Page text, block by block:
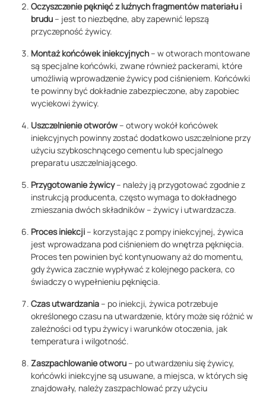
Oczyszczenie pęknięć z luźnych fragmentów materiału i
brudu– jest to niezbędne, aby zapewnić lepszą
przyczepność żywicy.
Montaż końcówek iniekcyjnych– w otworach montowane
są specjalne końcówki, zwane również packerami, które
umożliwią wprowadzenie żywicy pod ciśnieniem. Końcówki
te powinny być dokładnie zabezpieczone, aby zapobiec
wyciekowi żywicy.
Uszczelnienie otworów– otwory wokół końcówek
iniekcyjnych powinny zostać dodatkowo uszczelnione przy
użyciu szybkoschnącego cementu lub specjalnego
preparatu uszczelniającego.
Przygotowanie żywicy– należy ją przygotować zgodnie z
instrukcją producenta, często wymaga to dokładnego
zmieszania dwóch składników – żywicy i utwardzacza.
Proces iniekcji– korzystając z pompy iniekcyjnej, żywica
jest wprowadzana pod ciśnieniem do wnętrza pęknięcia.
Proces ten powinien być kontynuowany aż do momentu,
gdy żywica zacznie wypływać z kolejnego packera, co
świadczy o wypełnieniu pęknięcia.
Czas utwardzania– po iniekcji, żywica potrzebuje
określonego czasu na utwardzenie, który może się różnić w
zależności od typu żywicy i warunków otoczenia, jak
temperatura i wilgotność.
Zaszpachlowanie otworu– po utwardzeniu się żywicy,
końcówki iniekcyjne są usuwane, a miejsca, w których się
znajdowały, należy zaszpachlować przy użyciu